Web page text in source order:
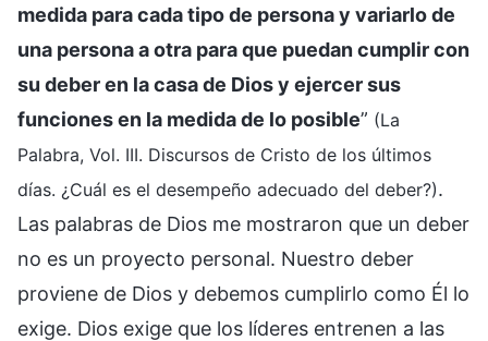
medida para cada tipo de persona y variarlo de
una persona a otra para que puedan cumplir con
su deber en la casa de Dios y ejercer sus
funciones en la medida de lo posible” (La
Palabra, Vol. III. Discursos de Cristo de los últimos
días. ¿Cuál es el desempeño adecuado del deber?).
Las palabras de Dios me mostraron que un deber
no es un proyecto personal. Nuestro deber
proviene de Dios y debemos cumplirlo como Él lo
exige. Dios exige que los líderes entrenen a las